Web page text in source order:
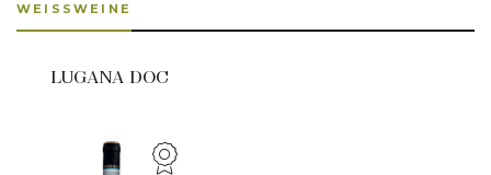
WEISSWEINE
LUGANA DOC